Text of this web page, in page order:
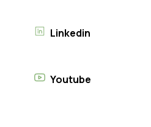
Linkedin
Youtube